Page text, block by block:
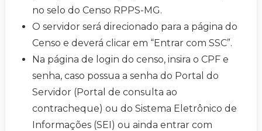
no selo do Censo RPPS-MG.
O servidor será direcionado para a página do
Censo e deverá clicar em “Entrar com SSC”.
Na página de login do censo, insira o CPF e
senha, caso possua a senha do Portal do
Servidor (Portal de consulta ao
contracheque) ou do Sistema Eletrônico de
Informações (SEI) ou ainda entrar com